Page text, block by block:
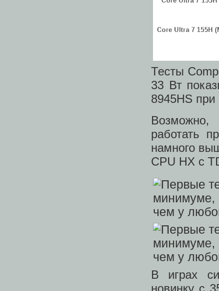
Тесты
33 Вт
8945HS
работать
намного
CPU HX с
В играх